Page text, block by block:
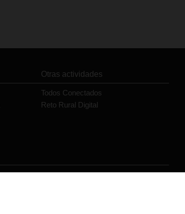
Otras actividades
Todos Conectados
Reto Rural Digital